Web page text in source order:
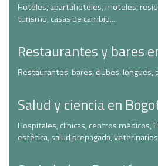
Hoteles, apartahoteles, moteles,
turismo, casas de cambio...
Restaurantes y bares
Restaurantes, bares, clubes, longues,
Salud y ciencia en
Hospitales, clínicas, centros médicos,
estética, salud prepagada,